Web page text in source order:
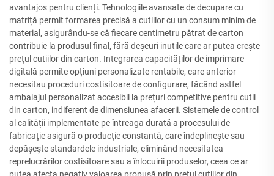
avantajos pentru clienți. Tehnologiile avansate de decupare cu
matriță permit formarea precisă a cutiilor cu un consum minim de
material, asigurându-se că fiecare centimetru pătrat de carton
contribuie la produsul final, fără deșeuri inutile care ar putea crește
prețul cutiilor din carton. Integrarea capacităților de imprimare
digitală permite opțiuni personalizate rentabile, care anterior
necesitau proceduri costisitoare de configurare, făcând astfel
ambalajul personalizat accesibil la prețuri competitive pentru cutii
din carton, indiferent de dimensiunea afacerii. Sistemele de control
al calității implementate pe întreaga durată a procesului de
fabricație asigură o producție constantă, care îndeplinește sau
depășește standardele industriale, eliminând necesitatea
reprelucrărilor costisitoare sau a înlocuirii produselor, ceea ce ar